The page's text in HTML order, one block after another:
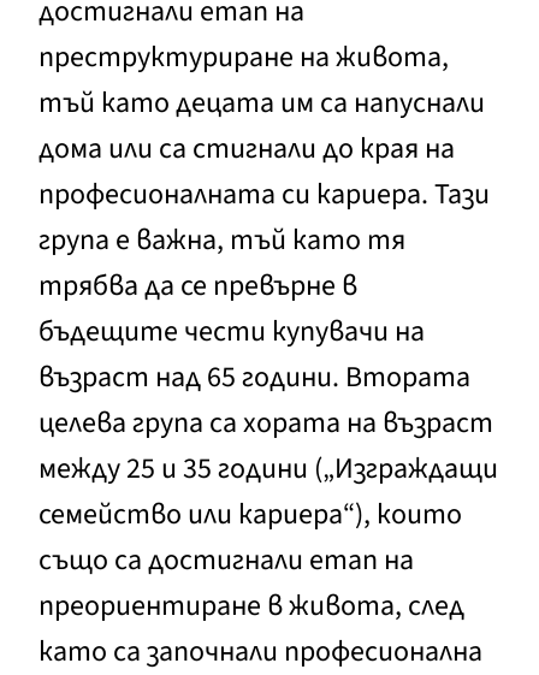
достигнали етап на
преструктуриране на живота,
тъй като децата им са напуснали
дома или са стигнали до края на
професионалната си кариера. Тази
група е важна, тъй като тя
трябва да се превърне в
бъдещите чести купувачи на
възраст над 65 години. Втората
целева група са хората на възраст
между 25 и 35 години („Изграждащи
семейство или кариера“), които
също са достигнали етап на
преориентиране в живота, след
като са започнали професионална